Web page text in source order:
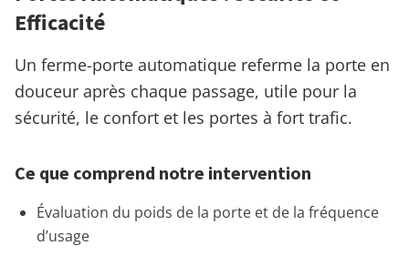
Efficacité
Un ferme-porte automatique referme la porte en
douceur après chaque passage, utile pour la
sécurité, le confort et les portes à fort trafic.
Ce que comprend notre intervention
Évaluation du poids de la porte et de la fréquence
d’usage